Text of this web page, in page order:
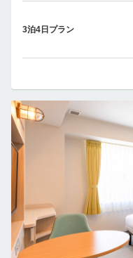
3泊4日プラン